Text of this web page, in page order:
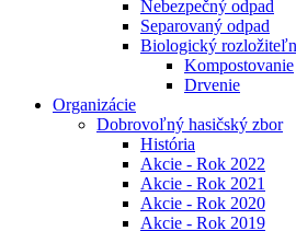
Nebezpečný odpad
Separovaný odpad
Biologický
Kompostovanie
Drvenie
Organizácie
Dobrovoľný hasičský zbor
História
Akcie - Rok 2022
Akcie - Rok 2021
Akcie - Rok 2020
Akcie - Rok 2019